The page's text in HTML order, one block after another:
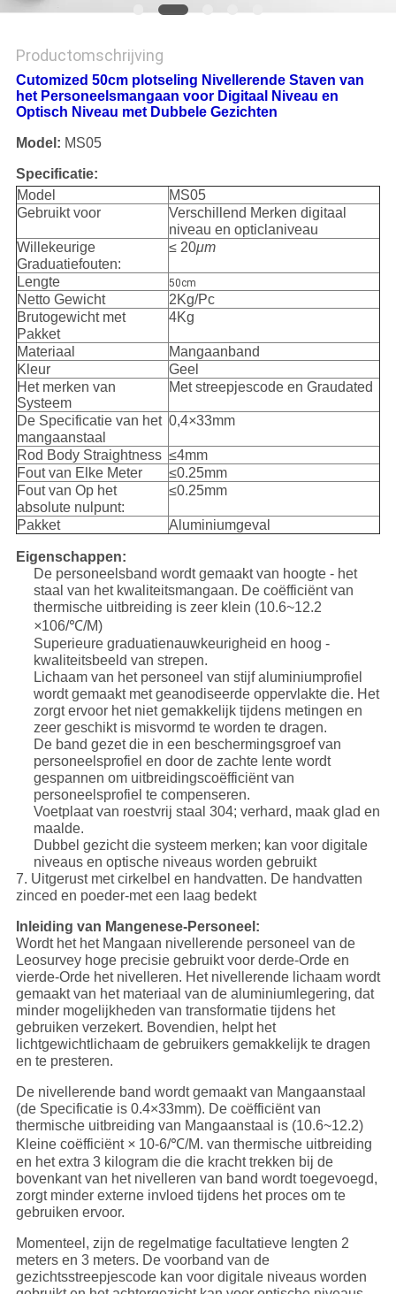
Productomschrijving
Cutomized 50cm plotseling Nivellerende Staven van
het Personeelsmangaan voor Digitaal Niveau en
Optisch Niveau met Dubbele Gezichten
Model: MS05
Specificatie:
Model
MS05
Gebruikt voor
Verschillend Merken digitaal
niveau en opticlaniveau
Willekeurige
Graduatiefouten:
≤ 20μm
Lengte 50cm
Netto Gewicht
2Kg/Pc
Brutogewicht met
Pakket
4Kg
Materiaal
Mangaanband
Kleur
Geel
Het merken van
Systeem
Met streepjescode en Graudated
De Specificatie van het
mangaanstaal
0,4×33mm
Rod Body Straightness ≤4mm
Fout van Elke Meter
≤0.25mm
Fout van Op het
absolute nulpunt:
≤0.25mm
Pakket Aluminiumgeval
Eigenschappen:
De personeelsband wordt gemaakt van hoogte - het
staal van het kwaliteitsmangaan. De coëfficiënt van
thermische uitbreiding is zeer klein (10.6~12.2
×106/℃/M)
Superieure graduatienauwkeurigheid en hoog -
kwaliteitsbeeld van strepen.
Lichaam van het personeel van stijf aluminiumprofiel
wordt gemaakt met geanodiseerde oppervlakte die. Het
zorgt ervoor het niet gemakkelijk tijdens metingen en
zeer geschikt is misvormd te worden te dragen.
De band gezet die in een beschermingsgroef van
personeelsprofiel en door de zachte lente wordt
gespannen om uitbreidingscoëfficiënt van
personeelsprofiel te compenseren.
Voetplaat van roestvrij staal 304; verhard, maak glad en
maalde.
Dubbel gezicht die systeem merken; kan voor digitale
niveaus en optische niveaus worden gebruikt
7. Uitgerust met cirkelbel en handvatten. De handvatten
zinced en poeder-met een laag bedekt
Inleiding van Mangenese-Personeel:
Wordt het het Mangaan nivellerende personeel van de
Leosurvey hoge precisie gebruikt voor derde-Orde en
vierde-Orde het nivelleren. Het nivellerende lichaam wordt
gemaakt van het materiaal van de aluminiumlegering, dat
minder mogelijkheden van transformatie tijdens het
gebruiken verzekert. Bovendien, helpt het
lichtgewichtlichaam de gebruikers gemakkelijk te dragen
en te presteren.
De nivellerende band wordt gemaakt van Mangaanstaal
(de Specificatie is 0.4×33mm). De coëfficiënt van
thermische uitbreiding van Mangaanstaal is (10.6~12.2)
Kleine coëfficiënt ×10-6/℃/M. van thermische uitbreiding
en het extra 3 kilogram die die kracht trekken bij de
bovenkant van het nivelleren van band wordt toegevoegd,
zorgt minder externe invloed tijdens het proces om te
gebruiken ervoor.
Momenteel, zijn de regelmatige facultatieve lengten 2
meters en 3 meters. De voorband van de
gezichtsstreepjescode kan voor digitale niveaus worden